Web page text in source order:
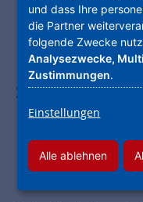
ProjektStadt
Projekt wird
Euro aus
Fördermitteln
und dass Ihre
die Partner
folgende Zwecke
Analysezwecke,
Zustimmungen.
Einstellungen
Alle ablehnen